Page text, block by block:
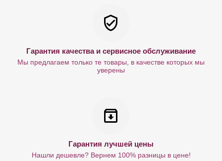
Гарантия качества и сервисное обслуживание
Мы предлагаем только те товары, в качестве которых мы
уверены
Гарантия лучшей цены
Нашли дешевле? Вернем 100% разницы в цене!